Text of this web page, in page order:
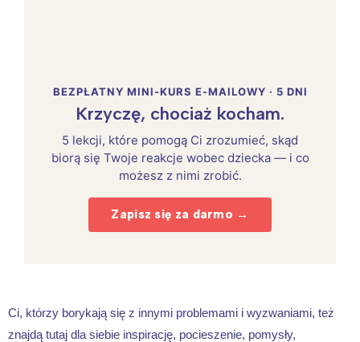
BEZPŁATNY MINI-KURS E-MAILOWY · 5 DNI
Krzyczę, chociaż kocham.
5 lekcji, które pomogą Ci zrozumieć, skąd
biorą się Twoje reakcje wobec dziecka — i co
możesz z nimi zrobić.
Zapisz się za darmo →
Ci, którzy borykają się z innymi problemami i wyzwaniami, też
znajdą tutaj dla siebie inspirację, pocieszenie, pomysły,